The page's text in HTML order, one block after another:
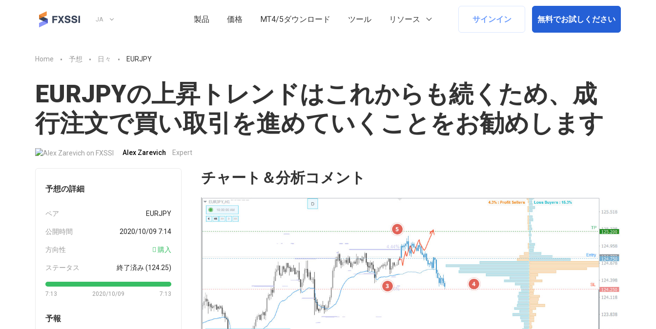
JA 製品 価格 MT4/5ダウンロード ツール リソース サインイン 無料でお試しください
Home 予想 日々 EURJPY
EURJPYの上昇トレンドはこれからも続くため、成
行注文で買い取引を進めていくことをお勧めします
Alex Zarevich Expert
予想の詳細
ペア EURJPY
公開時間 2020/10/09 7:14
方向性 購入
ステータス 終了済み (124.25)
7:13 7:13
2020/10/09
予報
チャート＆分析コメント